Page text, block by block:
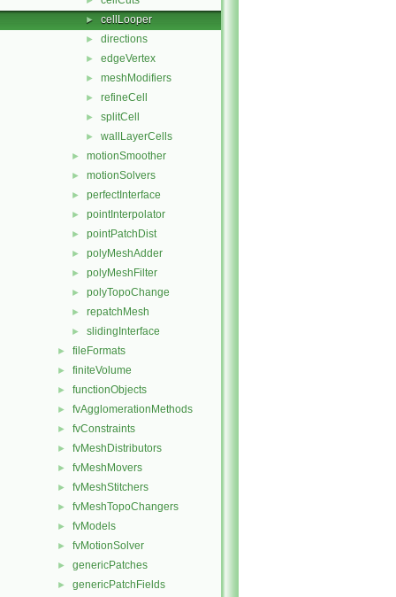
► cellLooper
► directions
► edgeVertex
► meshModifiers
► refineCell
► splitCell
► wallLayerCells
► motionSmoother
► motionSolvers
► perfectInterface
► pointInterpolator
► pointPatchDist
► polyMeshAdder
► polyMeshFilter
► polyTopoChange
► repatchMesh
► slidingInterface
► fileFormats
► finiteVolume
► functionObjects
► fvAgglomerationMethods
► fvConstraints
► fvMeshDistributors
► fvMeshMovers
► fvMeshStitchers
► fvMeshTopoChangers
► fvModels
► fvMotionSolver
► genericPatches
► genericPatchFields